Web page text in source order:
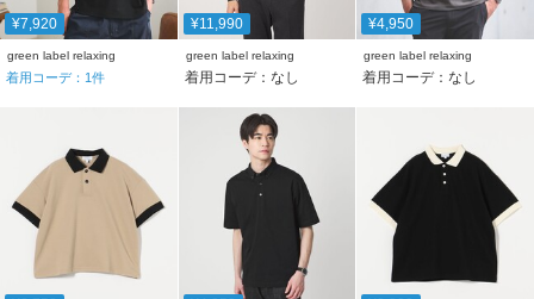
¥7,920
green label relaxing
着用コーデ： 1 件
¥11,990
green label relaxing
着用コーデ：なし
¥4,950
green label relaxing
着用コーデ：なし